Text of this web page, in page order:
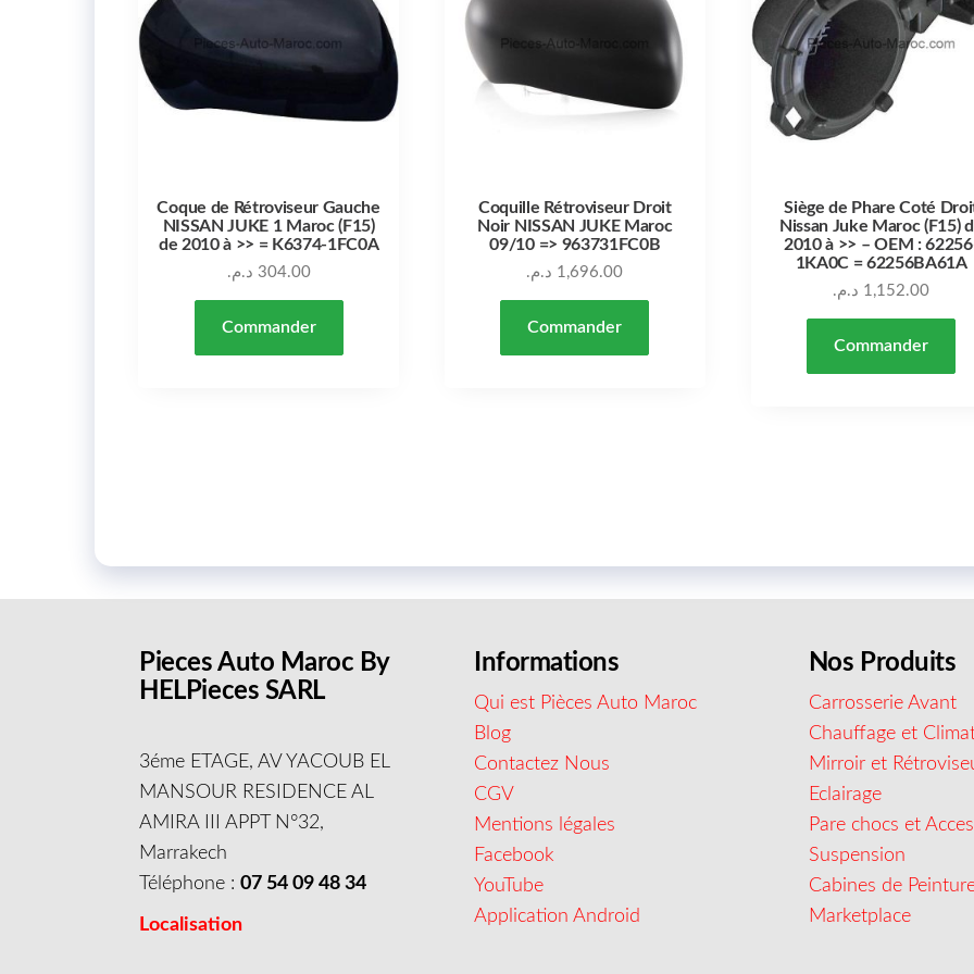
Coque de Rétroviseur Gauche
NISSAN JUKE 1 Maroc (F15)
de 2010 à >> = K6374-1FC0A
304.00 د.م.
Commander
Coquille Rétroviseur Droit
Noir NISSAN JUKE Maroc
09/10 => 963731FC0B
1,696.00 د.م.
Commander
Siège de Phare Coté
Nissan Juke Maroc (F15)
2010 à >> – OEM :
1KA0C = 62256BA61A
1,152.00 د.م.
Commander
Pieces Auto Maroc By
HELPieces SARL
3éme ETAGE, AV YACOUB EL
MANSOUR RESIDENCE AL
AMIRA III APPT N°32,
Marrakech
Téléphone :07 54 09 48 34
Localisation
Informations
Qui est Pièces Auto Maroc
Blog
Contactez Nous
CGV
Mentions légales
Facebook
YouTube
Application Android
Nos Produits
Carrosserie Avant
Chauffage et
Mirroir et
Eclairage
Pare chocs et
Suspension
Cabines de
Marketplace